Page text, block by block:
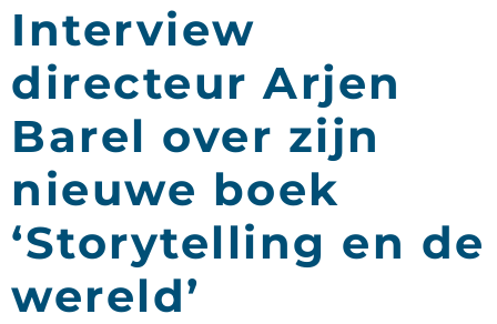
Interview
directeur Arjen
Barel over zijn
nieuwe boek
‘Storytelling en de
wereld’